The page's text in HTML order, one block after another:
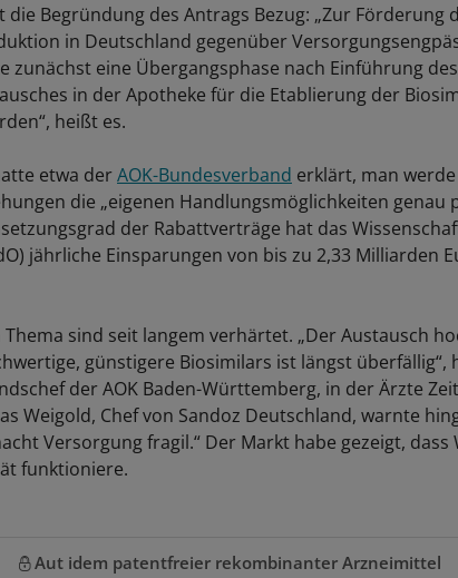
Begründung des Antrags Bezug: „Zur Förderung
in Deutschland gegenüber
zunächst eine Übergangsphase nach Einführung des
in der Apotheke für die Etablierung der
heißt es.
etwa derAOK-Bundesverband erklärt, man
die „eigenen Handlungsmöglichkeiten genau
der Rabattverträge hat das
jährliche Einsparungen von bis zu 2,33 Milliarden
sind seit langem verhärtet. „Der Austausch
günstigere Biosimilars ist längst überfällig“,
der AOK Baden-Württemberg, in der Ärzte
Weigold, Chef von Sandoz Deutschland, warnte
Versorgung fragil.“ Der Markt habe gezeigt, dass
funktioniere.
Aut idem patentfreier rekombinanter Arzneimittel